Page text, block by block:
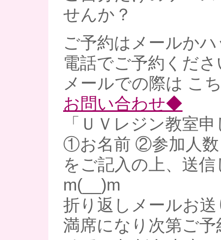
せんか？
ご予約はメールか
電話でご予約くだ
メールでの際は こ
お問い合わせ◆
「ＵＶレジン教室
①お名前 ②参加人
をご記入の上、送
m(__)m
折り返しメールお
満席になり次第ご